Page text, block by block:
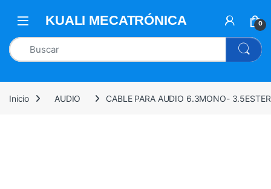
0
Inicio AUDIO CABLE PARA AUDIO 6.3MONO-